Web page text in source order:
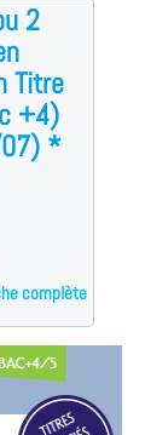
2
Titre
+4)
*
complète